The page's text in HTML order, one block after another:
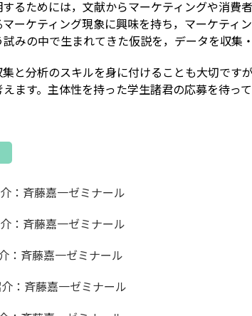
るためには，文献からマーケティングや消費
ーケティング現象に興味を持ち，マーケティ
みの中で生まれてきた仮説を，データを収集
と分析のスキルを身に付けることも大切です
ます。主体性を持った学生諸君の応募を待って
：斉藤嘉一ゼミナール
：斉藤嘉一ゼミナール
：斉藤嘉一ゼミナール
：斉藤嘉一ゼミナール